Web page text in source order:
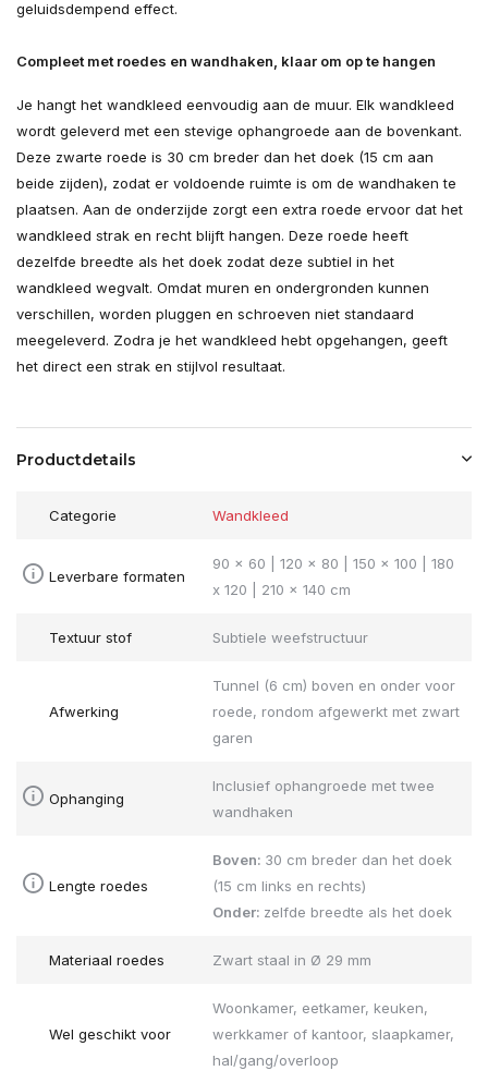
geluidsdempend effect.
Compleet met roedes en wandhaken, klaar om op te hangen
Je hangt het wandkleed eenvoudig aan de muur. Elk wandkleed
wordt geleverd met een stevige ophangroede aan de bovenkant.
Deze zwarte roede is 30 cm breder dan het doek (15 cm aan
beide zijden), zodat er voldoende ruimte is om de wandhaken te
plaatsen. Aan de onderzijde zorgt een extra roede ervoor dat het
wandkleed strak en recht blijft hangen. Deze roede heeft
dezelfde breedte als het doek zodat deze subtiel in het
wandkleed wegvalt. Omdat muren en ondergronden kunnen
verschillen, worden pluggen en schroeven niet standaard
meegeleverd. Zodra je het wandkleed hebt opgehangen, geeft
het direct een strak en stijlvol resultaat.
Productdetails
Categorie Wandkleed
Leverbare formaten
90 x 60 | 120 x 80 | 150 x 100 | 180
x 120 | 210 x 140 cm
Textuur stof Subtiele weefstructuur
Afwerking
Tunnel (6 cm) boven en onder voor
roede, rondom afgewerkt met zwart
garen
Ophanging
Inclusief ophangroede met twee
wandhaken
Lengte roedes
Boven: 30 cm breder dan het doek
(15 cm links en rechts)
Onder: zelfde breedte als het doek
Materiaal roedes Zwart staal in Ø 29 mm
Wel geschikt voor
Woonkamer, eetkamer, keuken,
werkkamer of kantoor, slaapkamer,
hal/gang/overloop